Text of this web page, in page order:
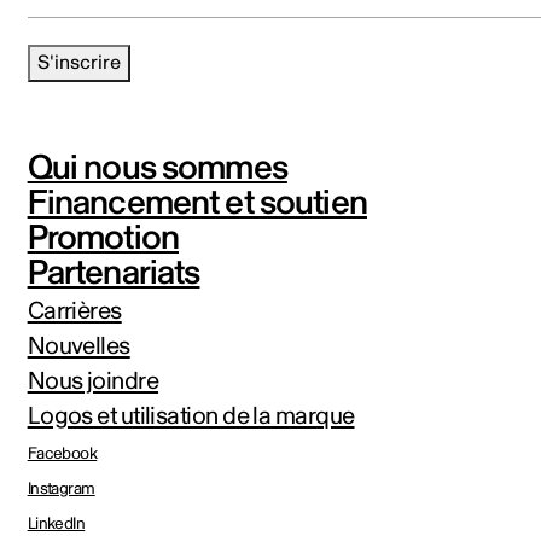
S'inscrire
Qui nous sommes
Financement et soutien
Promotion
Partenariats
Carrières
Nouvelles
Nous joindre
Logos et utilisation de la marque
Facebook
Instagram
LinkedIn